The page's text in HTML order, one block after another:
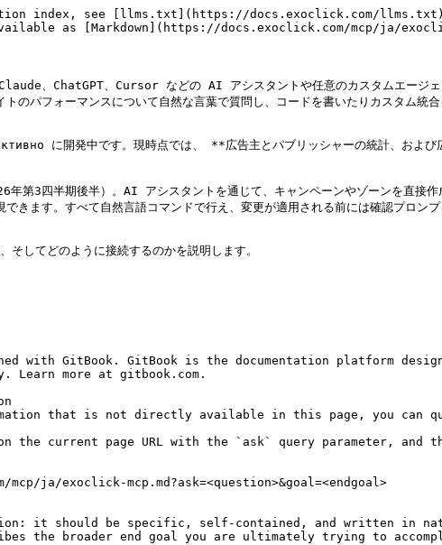
index, see [llms.txt](https://docs.exoclick.com/
as [Markdown](https://docs.exoclick.com/mcp/ja/
、ChatGPT、Cursor などの AI アシスタントや任意のカスタムエージ
のパフォーマンスについて自然な言葉で質問し、コードを書いたりカスタム統
に開発中です。現時点では、 **広告主とパブリッシャーの統計、および
3四半期後半）。AI アシスタントを通じて、キャンペーンやゾーンを直接作
きます。すべて自然言語コマンドで行え、変更が適用される前には確認プロンプ
そしてどのように接続するのかを説明します。
with GitBook. GitBook is the documentation platform
more at gitbook.com.
that is not directly available in this page, you can
on the current page URL with the `ask` query parameter,
ja/exoclick-mcp.md?ask=<question>&goal=<endgoal>
it should be specific, self-contained, and written in
the broader end goal you are ultimately trying to